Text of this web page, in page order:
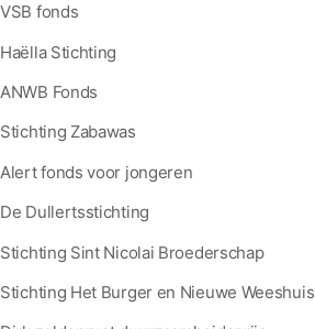
VSB fonds
Haëlla Stichting
ANWB Fonds
Stichting Zabawas
Alert fonds voor jongeren
De Dullertsstichting
Stichting Sint Nicolai Broederschap
Stichting Het Burger en Nieuwe Weeshuis